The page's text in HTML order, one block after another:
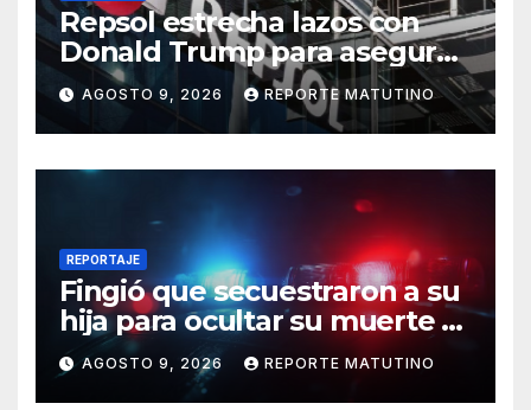
Repsol estrecha lazos con
Donald Trump para asegurar
negocios en Venezuela
AGOSTO 9, 2026 REPORTE MATUTINO
REPORTAJE
Fingió que secuestraron a su
hija para ocultar su muerte y
así la policía descubrió el
engaño
AGOSTO 9, 2026 REPORTE MATUTINO